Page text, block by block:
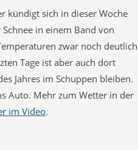
kündigt sich in dieser Woche
in einem Band von
zwar noch deutlich
Tage ist aber auch dort
Jahres im Schuppen bleiben.
Auto. Mehr zum Wetter in der
im Video.